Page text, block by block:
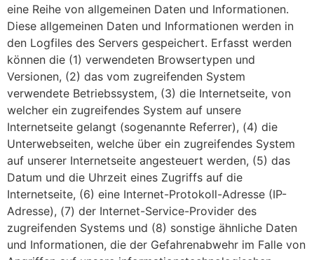
eine Reihe von allgemeinen Daten und Informationen.
Diese allgemeinen Daten und Informationen werden in
den Logfiles des Servers gespeichert. Erfasst werden
können die (1) verwendeten Browsertypen und
Versionen, (2) das vom zugreifenden System
verwendete Betriebssystem, (3) die Internetseite, von
welcher ein zugreifendes System auf unsere
Internetseite gelangt (sogenannte Referrer), (4) die
Unterwebseiten, welche über ein zugreifendes System
auf unserer Internetseite angesteuert werden, (5) das
Datum und die Uhrzeit eines Zugriffs auf die
Internetseite, (6) eine Internet-Protokoll-Adresse (IP-
Adresse), (7) der Internet-Service-Provider des
zugreifenden Systems und (8) sonstige ähnliche Daten
und Informationen, die der Gefahrenabwehr im Falle von